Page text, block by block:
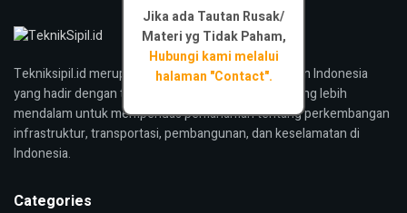
Tekniksipil.id merupakan media konstruksi bangunan Indonesia
yang hadir dengan tujuan menyajikan pandangan yang lebih
mendalam untuk memperluas pemahaman tentang perkembangan
infrastruktur, transportasi, pembangunan, dan keselamatan di
Indonesia.
Jika ada Tautan Rusak/
Materi yg Tidak Paham,
Hubungi kami melalui
halaman "Contact".
Categories